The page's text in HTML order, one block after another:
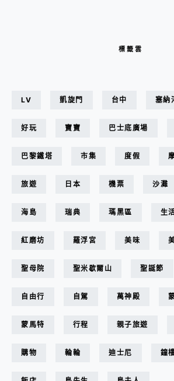
標籤雲
LV 凱旋門 台中 塞納
好玩 寶寶 巴士底廣場
巴黎鐵塔 市集 度假
旅遊 日本 機票 沙灘
海島 瑞典 瑪黑區 生
紅磨坊 羅浮宮 美味
聖母院 聖米歇爾山 聖誕節
自由行 自駕 萬神殿
蒙馬特 行程 親子旅遊
購物 輪輪 迪士尼 鐘